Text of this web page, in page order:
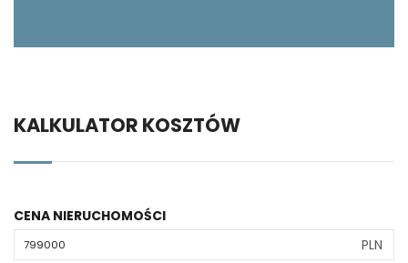
KALKULATOR KOSZTÓW
CENA NIERUCHOMOŚCI
PLN